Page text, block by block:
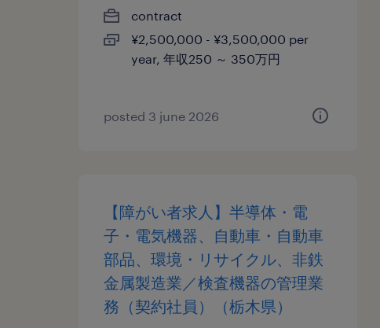
contract
¥2,500,000 - ¥3,500,000 per
year, 年収250 ～ 350万円
posted 3 june 2026
【障がい者求人】半導体・電
子・電気機器、自動車・自動車
部品、環境・リサイクル、非鉄
金属製造業／検査機器の管理業
務（契約社員）（栃木県）